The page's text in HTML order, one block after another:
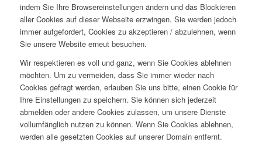
indem Sie Ihre Browsereinstellungen ändern und das Blockieren
aller Cookies auf dieser Webseite erzwingen. Sie werden jedoch
immer aufgefordert, Cookies zu akzeptieren / abzulehnen, wenn
Sie unsere Website erneut besuchen.
Wir respektieren es voll und ganz, wenn Sie Cookies ablehnen
möchten. Um zu vermeiden, dass Sie immer wieder nach
Cookies gefragt werden, erlauben Sie uns bitte, einen Cookie für
Ihre Einstellungen zu speichern. Sie können sich jederzeit
abmelden oder andere Cookies zulassen, um unsere Dienste
vollumfänglich nutzen zu können. Wenn Sie Cookies ablehnen,
werden alle gesetzten Cookies auf unserer Domain entfernt.